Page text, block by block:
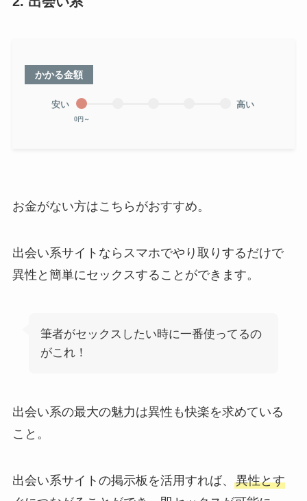
かかる金額
安い
0円～
高い
お金がない方はこちらがおすすめ。
出会い系サイトならスマホでやり取りするだけで
異性と簡単にセックスすることができます。
筆者がセックスしたい時に一番使ってるの
がこれ！
出会い系の最大の魅力は異性も快楽を求めている
こと。
出会い系サイトの掲示板を活用すれば、 異性とす